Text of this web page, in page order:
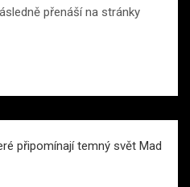
přenáší na stránky
připomínají temný svět Mad